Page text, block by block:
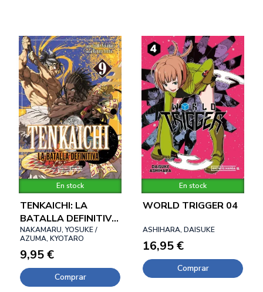
En stock
TENKAICHI: LA
BATALLA DEFINITIVA
09
NAKAMARU, YOSUKE /
AZUMA, KYOTARO
9,95 €
Comprar
En stock
WORLD TRIGGER 04
ASHIHARA, DAISUKE
16,95 €
Comprar